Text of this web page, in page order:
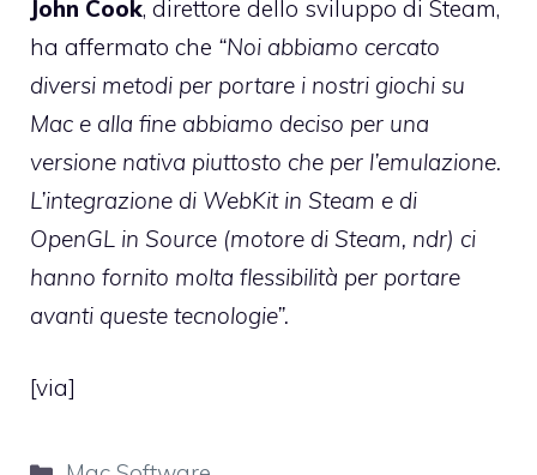
John Cook, direttore dello sviluppo di Steam,
ha affermato che “Noi abbiamo cercato
diversi metodi per portare i nostri giochi su
Mac e alla fine abbiamo deciso per una
versione nativa piuttosto che per l’emulazione.
L’integrazione di WebKit in Steam e di
OpenGL in Source (motore di Steam, ndr) ci
hanno fornito molta flessibilità per portare
avanti queste tecnologie”.
[via]
Categorie